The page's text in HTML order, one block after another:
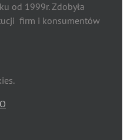
od 1999r. Zdobyła
firm i konsumentów